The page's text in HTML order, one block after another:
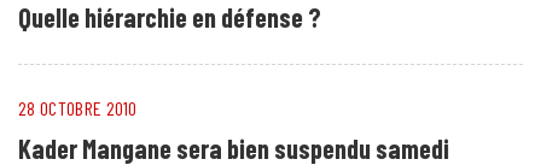
Quelle hiérarchie en défense ?
28 OCTOBRE 2010
Kader Mangane sera bien suspendu samedi